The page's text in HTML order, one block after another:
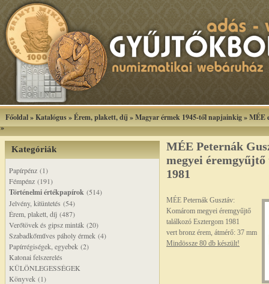
Főoldal»Katalógus»Érem, plakett, díj »Magyar érmek 1945-től napjainkig»MÉE
»
Kategóriák
Papírpénz (1)
Fémpénz (191)
Történelmi értékpapírok (514)
Jelvény, kitüntetés (54)
Érem, plakett, díj (487)
Verőtövek és gipsz minták (20)
Szabadkőműves páholy érmek (4)
Papírrégiségek, egyebek (2)
Katonai felszerelés
KÜLÖNLEGESSÉGEK
Könyvek (1)
MÉE Peternák
megyei
1981
MÉE Peternák Gusztáv:
Komárom megyei éremgyűjtő
találkozó Esztergom 1981
vert bronz érem, átmérő: 37 mm
Mindössze 80 db készült!